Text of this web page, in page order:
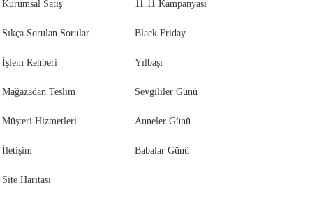
Kurumsal Satış
Sıkça Sorulan Sorular
İşlem Rehberi
Mağazadan Teslim
Müşteri Hizmetleri
İletişim
Site Haritası
11.11 Kampanyası
Black Friday
Yılbaşı
Sevgililer Günü
Anneler Günü
Babalar Günü